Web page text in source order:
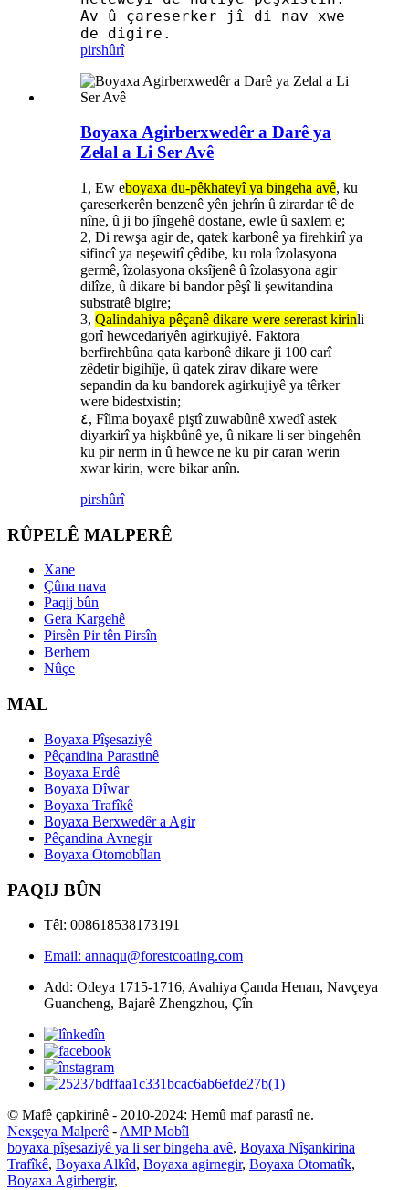
Av û çareserker jî di nav xwe
de digire.
pirshûrî
Boyaxa Agirberxwedêr a Darê ya
Zelal a Li Ser Avê
1, Ew eboyaxa du-pêkhateyî ya bingeha avê, ku
çareserkerên benzenê yên jehrîn û zirardar tê de
nîne, û ji bo jîngehê dostane, ewle û saxlem e;
2, Di rewşa agir de, qatek karbonê ya firehkirî ya
sifincî ya neşewitî çêdibe, ku rola îzolasyona
germê, îzolasyona oksîjenê û îzolasyona agir
dilîze, û dikare bi bandor pêşî li şewitandina
substratê bigire;
3, Qalindahiya pêçanê dikare were sererast kirinli
gorî hewcedariyên agirkujiyê. Faktora
berfirehbûna qata karbonê dikare ji 100 carî
zêdetir bigihîje, û qatek zirav dikare were
sepandin da ku bandorek agirkujiyê ya têrker
were bidestxistin;
٤, Fîlma boyaxê piştî zuwabûnê xwedî astek
diyarkirî ya hişkbûnê ye, û nikare li ser bingehên
ku pir nerm in û hewce ne ku pir caran werin
xwar kirin, were bikar anîn.
pirshûrî
RÛPELÊ MALPERÊ
Xane
Çûna nava
Paqij bûn
Gera Kargehê
Pirsên Pir tên Pirsîn
Berhem
Nûçe
MAL
Boyaxa Pîşesaziyê
Pêçandina Parastinê
Boyaxa Erdê
Boyaxa Dîwar
Boyaxa Trafîkê
Boyaxa Berxwedêr a Agir
Pêçandina Avnegir
Boyaxa Otomobîlan
PAQIJ BÛN
Têl: 008618538173191
Email: annaqu@forestcoating.com
Add: Odeya 1715-1716, Avahiya Çanda Henan, Navçeya
Guancheng, Bajarê Zhengzhou, Çîn
© Mafê çapkirinê - 2010-2024: Hemû maf parastî ne.
Nexşeya Malperê - AMP Mobîl
boyaxa pîşesaziyê ya li ser bingeha avê, Boyaxa Nîşankirina
Trafîkê, Boyaxa Alkîd, Boyaxa agirnegir, Boyaxa Otomatîk,
Boyaxa Agirbergir,